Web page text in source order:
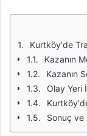
Kurtköy'de
Kazanın
Kazanın
Olay Yeri
Sonuç ve